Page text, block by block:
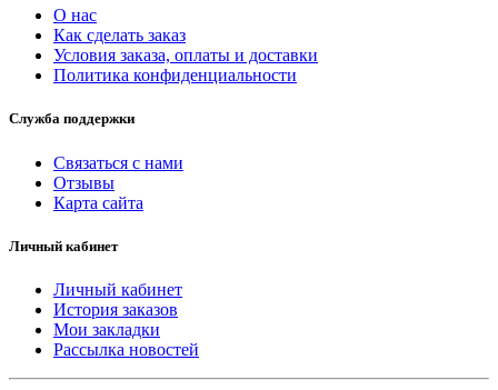
О нас
Как сделать заказ
Условия заказа, оплаты и доставки
Политика конфиденциальности
Служба поддержки
Связаться с нами
Отзывы
Карта сайта
Личный кабинет
Личный кабинет
История заказов
Мои закладки
Рассылка новостей